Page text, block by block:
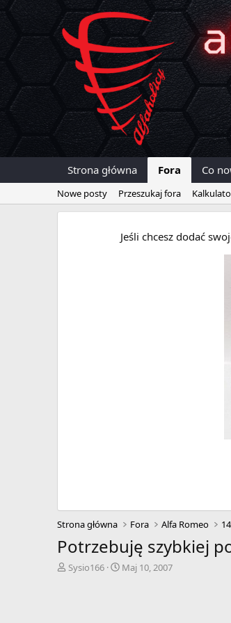
Strona główna Fora Co
Nowe posty Przeszukaj fora
Jeśli chcesz dodać
Strona główna Fora Alfa Romeo
Potrzebuję szybkiej
A
Sysio166
D
Maj 10, 2007